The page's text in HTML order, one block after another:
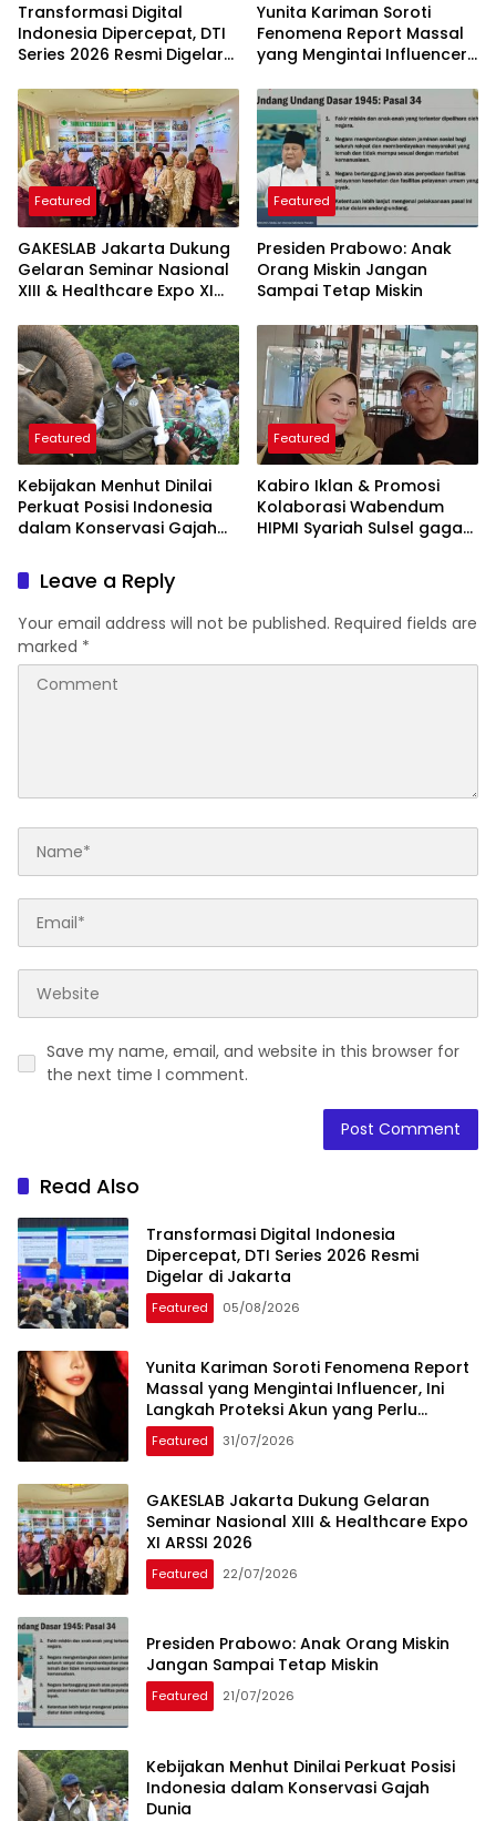
Transformasi Digital
Indonesia Dipercepat, DTI
Series 2026 Resmi Digelar
Yunita Kariman Soroti
Fenomena Report Massal
yang Mengintai Influencer,
yang Perlu Diketahui
Featured
GAKESLAB Jakarta Dukung
Gelaran Seminar Nasional
XIII & Healthcare Expo XI
Featured
Presiden Prabowo: Anak
Orang Miskin Jangan
Sampai Tetap Miskin
Featured
Kebijakan Menhut Dinilai
Perkuat Posisi Indonesia
dalam Konservasi Gajah
Featured
Kabiro Iklan & Promosi
Kolaborasi Wabendum
HIPMI Syariah Sulsel gagas
Leave a Reply
Your email address will not be published. Required fields are
marked *
Save my name, email, and website in this browser for
the next time I comment.
Read Also
Transformasi Digital Indonesia
Dipercepat, DTI Series 2026 Resmi
Digelar di Jakarta
Featured 05/08/2026
Yunita Kariman Soroti Fenomena Report
Massal yang Mengintai Influencer, Ini
Langkah Proteksi Akun yang Perlu
Diketahui
Featured 31/07/2026
GAKESLAB Jakarta Dukung Gelaran
Seminar Nasional XIII & Healthcare Expo
XI ARSSI 2026
Featured 22/07/2026
Presiden Prabowo: Anak Orang Miskin
Jangan Sampai Tetap Miskin
Featured 21/07/2026
Kebijakan Menhut Dinilai Perkuat Posisi
Indonesia dalam Konservasi Gajah
Dunia